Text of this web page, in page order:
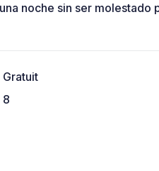
noche sin ser molestado
Gratuit
8